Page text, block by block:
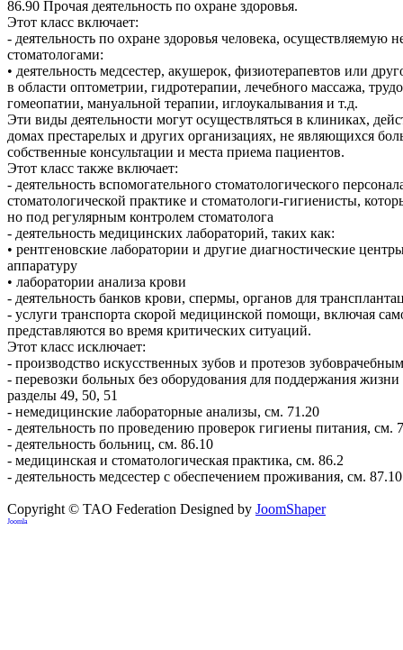
86.90 Прочая деятельность по охране здоровья.
Этот класс включает:
- деятельность по охране здоровья человека, осуществляемую
стоматологами:
• деятельность медсестер, акушерок, физиотерапевтов или
в области оптометрии, гидротерапии, лечебного массажа,
гомеопатии, мануальной терапии, иглоукалывания и т.д.
Эти виды деятельности могут осуществляться в клиниках,
домах престарелых и других организациях, не являющихся
собственные консультации и места приема пациентов.
Этот класс также включает:
- деятельность вспомогательного стоматологического
стоматологической практике и стоматологи-гигиенисты,
но под регулярным контролем стоматолога
- деятельность медицинских лабораторий, таких как:
• рентгеновские лаборатории и другие диагностические
аппаратуру
• лаборатории анализа крови
- деятельность банков крови, спермы, органов для
- услуги транспорта скорой медицинской помощи, включая
представляются во время критических ситуаций.
Этот класс исключает:
- производство искусственных зубов и протезов
- перевозки больных без оборудования для поддержания
разделы 49, 50, 51
- немедицинские лабораторные анализы, см. 71.20
- деятельность по проведению проверок гигиены питания, см.
- деятельность больниц, см. 86.10
- медицинская и стоматологическая практика, см. 86.2
- деятельность медсестер с обеспечением проживания, см. 87.10
Copyright © TAO Federation Designed by JoomShaper
Joomla